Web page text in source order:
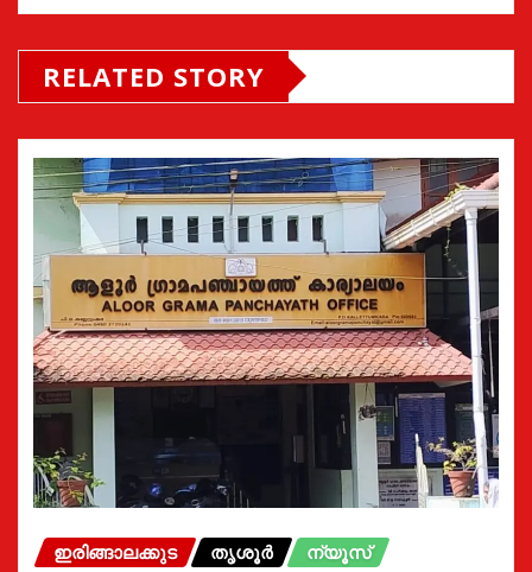
RELATED STORY
ഇരിങ്ങാലക്കുട തൃശൂർ ന്യൂസ്